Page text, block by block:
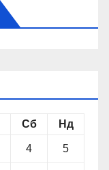
Сб Нд
4 5